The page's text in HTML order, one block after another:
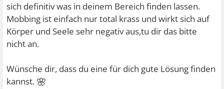
sich definitiv was in deinem Bereich finden lassen.
Mobbing ist einfach nur total krass und wirkt sich auf
Körper und Seele sehr negativ aus,tu dir das bitte
nicht an.
Wünsche dir, dass du eine für dich gute Lösung finden
kannst. 🌸